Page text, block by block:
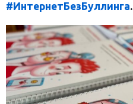
#ИнтернетБезБуллинга.